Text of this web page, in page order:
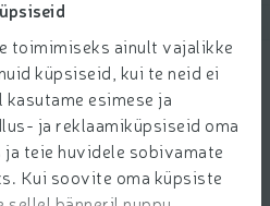
toimimiseks ainult vajalikke
küpsiseid, kui te neid ei
esimese ja
ja reklaamiküpsiseid oma
teie huvidele sobivamate
Kui soovite oma küpsiste
kooritud Awake
€ за шт.
за единицу: 3,13 €/кг
€/кг
в корзину